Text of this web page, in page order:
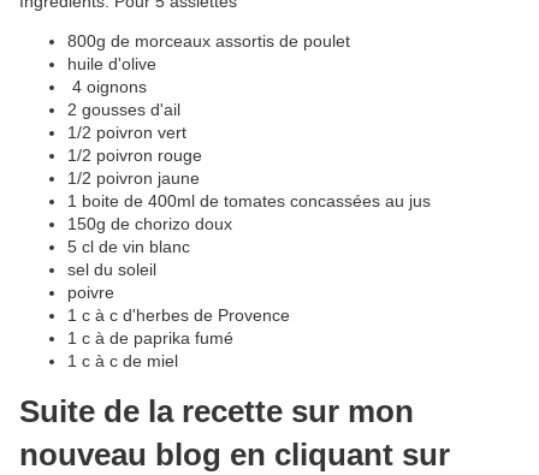
800g de morceaux assortis de poulet
huile d'olive
4 oignons
2 gousses d'ail
1/2 poivron vert
1/2 poivron rouge
1/2 poivron jaune
1 boite de 400ml de tomates concassées au jus
150g de chorizo doux
5 cl de vin blanc
sel du soleil
poivre
1 c à c d'herbes de Provence
1 c à de paprika fumé
1 c à c de miel
Suite de la recette sur mon
nouveau blog en cliquant sur